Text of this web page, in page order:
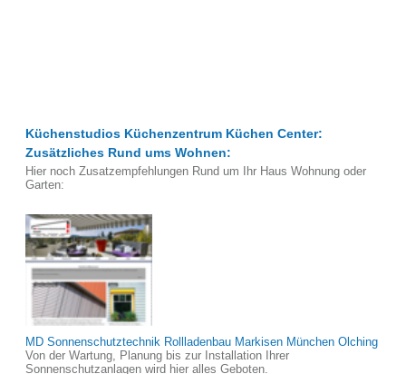
Küchenstudios Küchenzentrum Küchen Center:
Zusätzliches Rund ums Wohnen:
Hier noch Zusatzempfehlungen Rund um Ihr Haus Wohnung oder
Garten:
MD Sonnenschutztechnik Rollladenbau Markisen München Olching
Von der Wartung, Planung bis zur Installation Ihrer
Sonnenschutzanlagen wird hier alles Geboten.